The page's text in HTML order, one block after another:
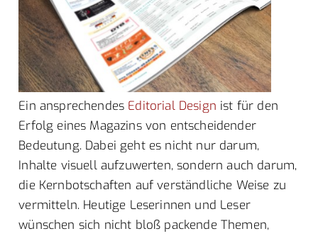
Ein ansprechendes Editorial Design ist für den
Erfolg eines Magazins von entscheidender
Bedeutung. Dabei geht es nicht nur darum,
Inhalte visuell aufzuwerten, sondern auch darum,
die Kernbotschaften auf verständliche Weise zu
vermitteln. Heutige Leserinnen und Leser
wünschen sich nicht bloß packende Themen,